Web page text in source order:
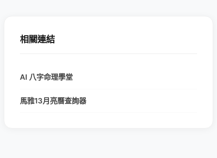
相關連結
AI 八字命理學堂
馬雅13月亮曆查詢器